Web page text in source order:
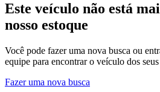
Este veículo não está
nosso estoque
Você pode fazer uma nova busca ou
equipe para encontrar o veículo dos
Fazer uma nova busca